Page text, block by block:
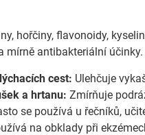
hořčiny, flavonoidy,
mírně antibakteriální
cest: Ulehčuje
a hrtanu: Zmírňuje
se používá u řečníků,
na obklady při